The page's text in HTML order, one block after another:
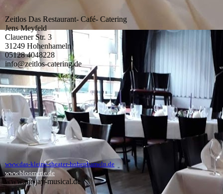
Zeitlos Das Restaurant- Café- Catering
Jens Meyfeld
Clauener Str. 3
31249 Hohenhameln
05128 4048228
info@zeitlos-catering.de
www.das-kleine-theater-hohenhameln.de
www.bloomerie.de
www.mr-jay-musical.de